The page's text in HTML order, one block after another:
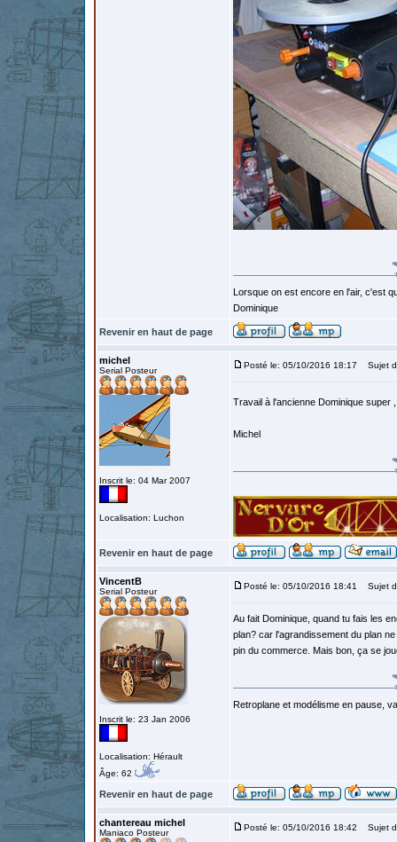
Lorsque on est encore en l'air, c'est
Dominique
Revenir en haut de page
michel
Serial Posteur
Inscrit le: 04 Mar 2007
Localisation: Luchon
Posté le: 05/10/2016 18:17 Sujet
Travail à l'ancienne Dominique
Michel
Revenir en haut de page
VincentB
Serial Posteur
Inscrit le: 23 Jan 2006
Localisation: Hérault
Âge: 62
Posté le: 05/10/2016 18:41 Sujet
Au fait Dominique, quand tu fais les
plan? car l'agrandissement du plan
pin du commerce. Mais bon, ça se
Retroplane et modélisme en pause,
Revenir en haut de page
chantereau michel
Maniaco Posteur
Posté le: 05/10/2016 18:42 Sujet